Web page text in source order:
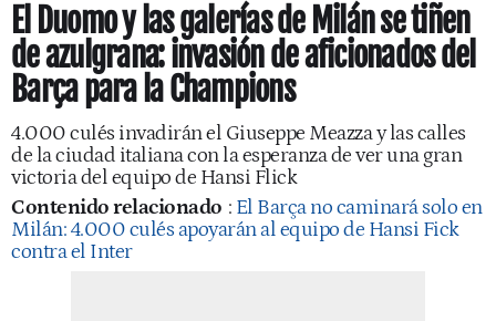
El Duomo y las galerías de Milán se tiñen
de azulgrana: invasión de aficionados del
Barça para la Champions
4.000 culés invadirán el Giuseppe Meazza y las calles
de la ciudad italiana con la esperanza de ver una gran
victoria del equipo de Hansi Flick
Contenido relacionado : El Barça no caminará solo en
Milán: 4.000 culés apoyarán al equipo de Hansi Fick
contra el Inter